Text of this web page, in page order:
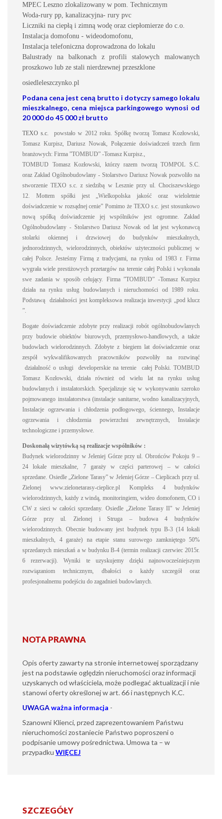
MPEC Leszno zlokalizowany w pom. Technicznym
Woda-rury pp, kanalizacyjna- rury pvc
Liczniki na ciepłą i zimną wodę oraz ciepłomierze do c.o.
Instalacja domofonu - wideodomofonu,
Instalacja telefoniczna doprowadzona do lokalu
Balustrady na balkonach z profili stalowych malowanych
proszkowo lub ze stali nierdzewnej przeszklone
osiedleleszczynko .pl
Podana cena jest ceną brutto i dotyczy samego lokalu
mieszkalnego, cena miejsca parkingowego wynosi od
20 000 do 45 000 zł brutto
TEXO s.c.
powstało w 2012 roku. Spółkę tworzą Tomasz Kozłowski,
Tomasz Kurpisz, Dariusz Nowak, Połączenie doświadczeń trzech firm
branżowych: Firma ”TOMBUD” -Tomasz Kurpisz.,
TOMBUD Tomasz Kozłowski, którzy razem tworzą TOMPOL S.C.
oraz Zakład Ogólnobudowlany - Stolarstwo Dariusz Nowak pozwoliło na
stworzenie TEXO s.c. z siedzibą w Lesznie przy ul. Chociszewskiego
12. Mottem spółki jest „Wielkopolska jakość oraz wieloletnie
doświadczenie w rozsądnej cenie”Pomimo że TEXO s.c. jest stosunkowo
nową spółką doświadczenie jej wspólników jest ogromne. Zakład
Ogólnobudowlany - Stolarstwo Dariusz Nowak od lat jest wykonawcą
stolarki okiennej i drzwiowej do budynków mieszkalnych,
jednorodzinnych, wielorodzinnych, obiektów użyteczności publicznej w
całej Polsce. Jesteśmy Firmą z tradycjami, na rynku od 1983 r. Firma
wygrała wiele prestiżowych przetargów na terenie całej Polski i wykonała
swe zadania w sposób celujący. Firma ”TOMBUD” -Tomasz Kurpisz
działa na rynku usług budowlanych i nieruchomości od 1989 roku.
Podstawą działalności jest kompleksowa realizacja inwestycji „pod klucz
”.
Bogate doświadczenie zdobyte przy realizacji robót ogólnobudowlanych
przy budowie obiektów biurowych, przemysłowo-handlowych, a także
budowlach wielorodzinnych. Zdobyte z biegiem lat doświadczenie oraz
zespół wykwalifikowanych pracowników pozwoliły na rozwinąć
działalność o usługi developerskie na terenie całej Polski. TOMBUD
Tomasz Kozłowski, działa również od wielu lat na rynku usług
budowlanych i instalatorskich. Specjalizuje się w wykonywaniu szeroko
pojmowanego instalatorstwa (instalacje sanitarne, wodno kanalizacyjnych,
Instalacje ogrzewania i chłodzenia podłogowego, ściennego, Instalacje
ogrzewania i chłodzenia powierzchni zewnętrznych, Instalacje
technologiczne i przemysłowe.
Doskonałą wizytówką są realizacje wspólników :
Budynek wielorodzinny w Jeleniej Górze przy ul. Obrońców Pokoju 9 –
24 lokale mieszkalne, 7 garaży w części parterowej – w całości
sprzedane. Osiedle „Zielone Tarasy” w Jeleniej Górze – Cieplicach przy ul.
Zielonej www.zielonetarasy-cieplice.pl Kompleks 4 budynków
wielorodzinnych, każdy z windą, monitoringiem, wideo domofonem, CO i
CW z sieci w całości sprzedany. Osiedle „Zielone Tarasy II" w Jeleniej
Górze przy ul. Zielonej i Struga – budowa 4 budynków
wielorodzinnych. Obecnie budowany jest budynek typu B-3 (14 lokali
mieszkalnych, 4 garaże) na etapie stanu surowego zamkniętego 50%
sprzedanych mieszkań a w budynku B-4 (termin realizacji czerwiec 2015r.
6 rezerwacji). Wyniki te uzyskujemy dzięki najnowocześniejszym
rozwiązaniom technicznym, dbałości o każdy szczegół oraz
profesjonalnemu podejściu do zagadnień budowlanych.
NOTA PRAWNA
Opis oferty zawarty na stronie internetowej sporządzany
jest na podstawie oględzin nieruchomości oraz informacji
uzyskanych od właściciela, może podlegać aktualizacji i nie
stanowi oferty określonej w art. 66 i następnych K.C.
UWAGAważna informacja -
Szanowni Klienci, przed zaprezentowaniem Państwu
nieruchomości zostaniecie Państwo poproszeni o
podpisanie umowy pośrednictwa. Umowa ta – w
przypadku WIĘCEJ
SZCZEGÓŁY